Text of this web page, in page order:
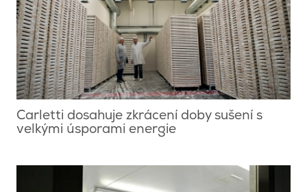
Carletti dosahuje zkrácení doby sušení s
velkými úsporami energie